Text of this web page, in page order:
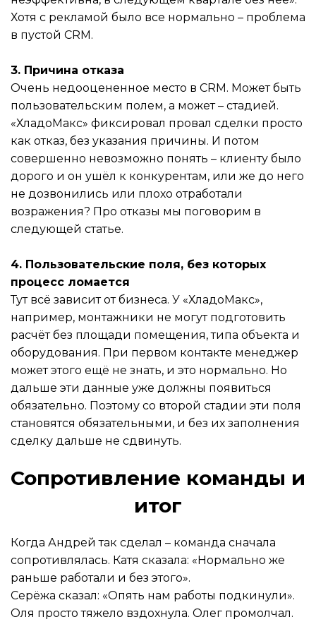
Хотя с рекламой было все нормально – проблема
в пустой CRM.
3. Причина отказа
Очень недооцененное место в CRM. Может быть
пользовательским полем, а может – стадией.
«ХладоМакс» фиксировал провал сделки просто
как отказ, без указания причины. И потом
совершенно невозможно понять – клиенту было
дорого и он ушёл к конкурентам, или же до него
не дозвонились или плохо отработали
возражения? Про отказы мы поговорим в
следующей статье.
4. Пользовательские поля, без которых
процесс ломается
Тут всё зависит от бизнеса. У «ХладоМакс»,
например, монтажники не могут подготовить
расчёт без площади помещения, типа объекта и
оборудования. При первом контакте менеджер
может этого ещё не знать, и это нормально. Но
дальше эти данные уже должны появиться
обязательно. Поэтому со второй стадии эти поля
становятся обязательными, и без их заполнения
сделку дальше не сдвинуть.
Сопротивление команды и
итог
Когда Андрей так сделал – команда сначала
сопротивлялась. Катя сказала: «Нормально же
раньше работали и без этого».
Серёжа сказал: «Опять нам работы подкинули».
Оля просто тяжело вздохнула. Олег промолчал.